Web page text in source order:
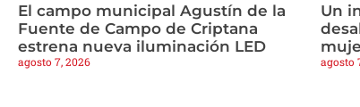
El campo municipal Agustín de la
Fuente de Campo de Criptana
estrena nueva iluminación LED
agosto 7, 2026
Un
agosto